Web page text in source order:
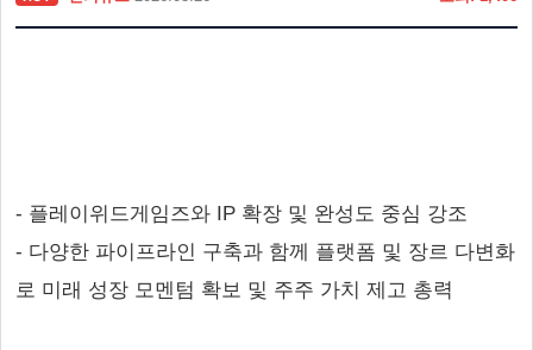
- 플레이위드게임즈와 IP 확장 및 완성도 중심 강조
- 다양한 파이프라인 구축과 함께 플랫폼 및 장르 다변화
로 미래 성장 모멘텀 확보 및 주주 가치 제고 총력